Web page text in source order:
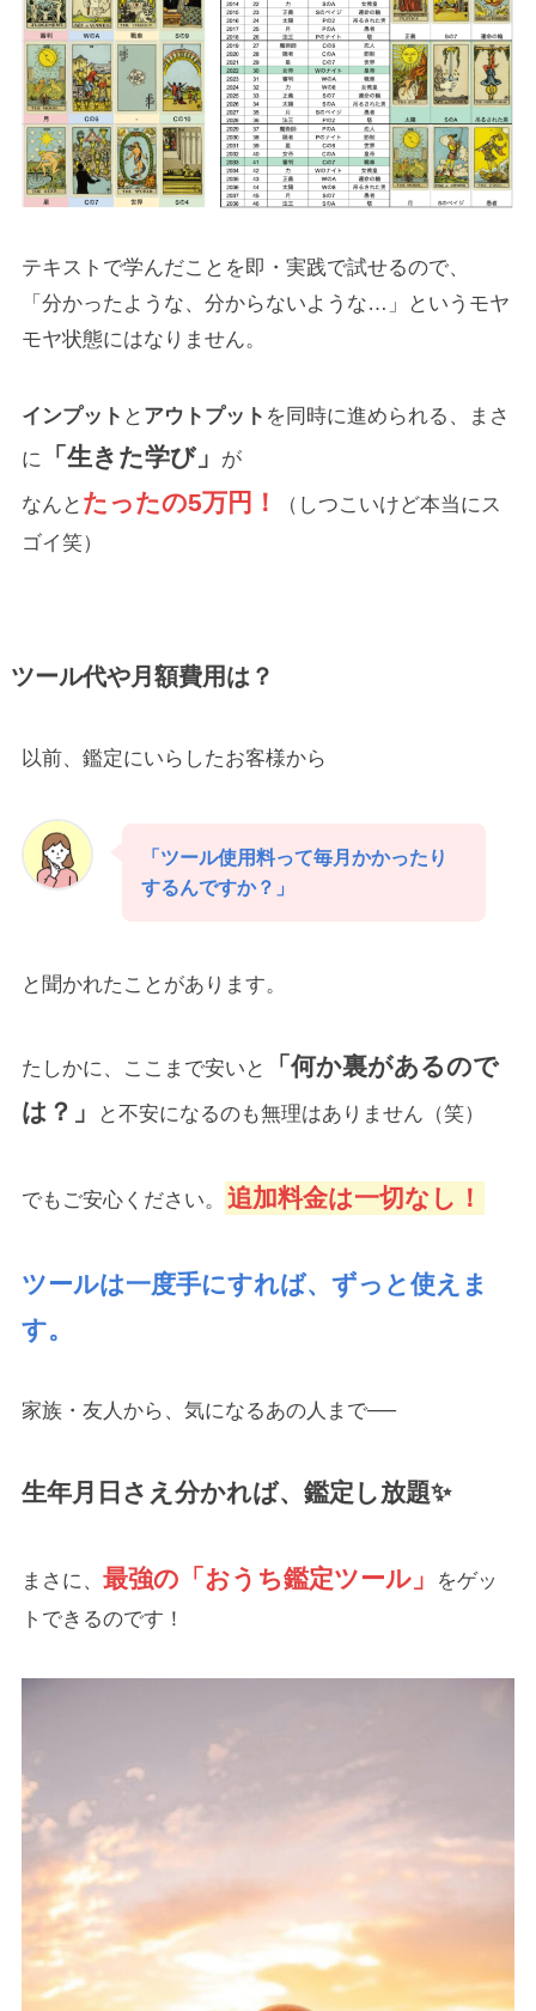
テキストで学んだことを即・実践で試せるので、
「分かったような、分からないような…」というモヤ
モヤ状態にはなりません。
インプット と アウトプット を同時に進められる、まさ
に
「生きた学び」
が
なんと たったの5万円！
（しつこいけど本当にス
ゴイ笑）
ツール代や月額費用は？
以前、鑑定にいらしたお客様から
「ツール使用料って毎月かかったり
するんですか？」
と聞かれたことがあります。
たしかに、ここまで安いと
「何か裏があるので
は？」
と不安になるのも無理はありません（笑）
でもご安心ください。 追加料金は一切なし！
ツールは一度手にすれば、ずっと使えま
す。
家族・友人から、気になるあの人まで──
生年月日さえ分かれば、鑑定し放題✨
まさに、 最強の「おうち鑑定ツール」
をゲッ
トできるのです！